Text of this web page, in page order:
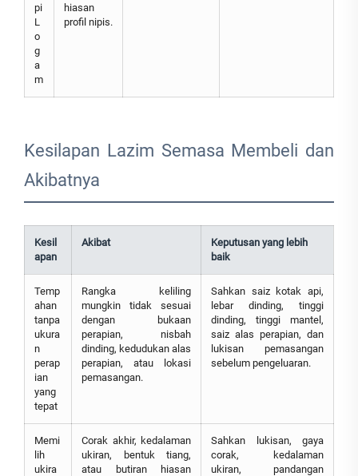
pi
L
o
g
a
m
hiasan
profil nipis.
Kesilapan Lazim Semasa Membeli dan
Akibatnya
Kesil
apan
Akibat
Keputusan yang lebih
baik
Temp
ahan
tanpa
ukura
n
perap
ian
yang
tepat
Rangka keliling
mungkin tidak sesuai
dengan bukaan
perapian, nisbah
dinding, kedudukan alas
perapian, atau lokasi
pemasangan.
Sahkan saiz kotak api,
lebar dinding, tinggi
dinding, tinggi mantel,
saiz alas perapian, dan
lukisan pemasangan
sebelum pengeluaran.
Memi
lih
ukira
Corak akhir, kedalaman
ukiran, bentuk tiang,
atau butiran hiasan
Sahkan lukisan, gaya
corak, kedalaman
ukiran, pandangan